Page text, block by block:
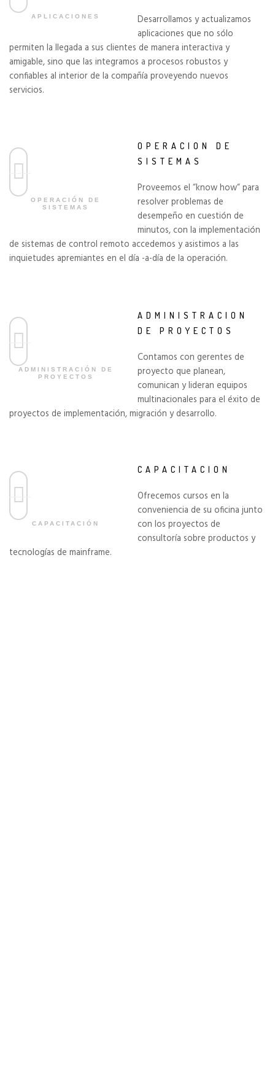
APLICACIONES
Desarrollamos y actualizamos
aplicaciones que no sólo
permiten la llegada a sus clientes de manera interactiva y
amigable, sino que las integramos a procesos robustos y
confiables al interior de la compañía proveyendo nuevos
servicios.
OPERACIÓN DE
SISTEMAS
OPERACION DE
SISTEMAS
Proveemos el “knowhow“para
resolver problemas de
desempeño en cuestión de
minutos, con la implementación
de sistemas de control remoto accedemos y asistimos a las
inquietudes apremiantes en el día -a-día de la operación.
ADMINISTRACIÓN DE
PROYECTOS
ADMINISTRACION
DE PROYECTOS
Contamos con gerentes de
proyecto que planean,
comunican y lideran equipos
multinacionales para el éxito de
proyectos de implementación, migración y desarrollo.
CAPACITACIÓN
CAPACITACION
Ofrecemos cursos en la
conveniencia de su oficina junto
con los proyectos de
consultoría sobre productos y
tecnologías de mainframe.